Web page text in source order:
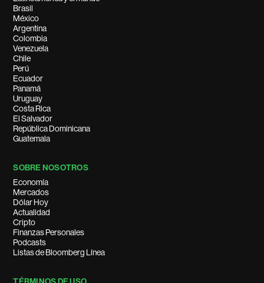
Brasil
México
Argentina
Colombia
Venezuela
Chile
Perú
Ecuador
Panamá
Uruguay
Costa Rica
El Salvador
República Dominicana
Guatemala
SOBRE NOSOTROS
Economía
Mercados
Dólar Hoy
Actualidad
Cripto
Finanzas Personales
Podcasts
Listas de Bloomberg Línea